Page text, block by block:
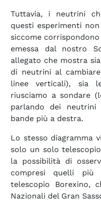
Tuttavia, i neutrini
questi esperimenti
siccome
emessa dal nostro
allegato che mostra
di neutrini al
linee verticali), sia
riusciamo a sondare
parlando dei
bande più a destra.
Lo stesso diagramma
solo un solo
la possibilità di
compresi quelli più
telescopio Borexino,
Nazionali del Gran